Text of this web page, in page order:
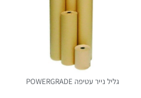
גליל נייר עטיפה POWERGRADE